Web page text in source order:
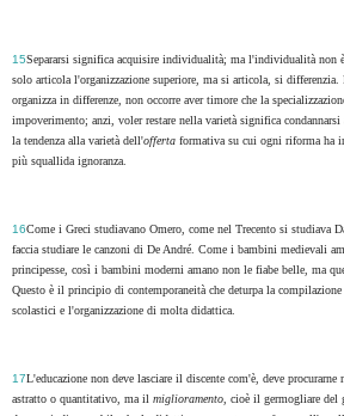
15Separarsi significa acquisire individualità; ma l'individualità non
solo articola l'organizzazione superiore, ma si articola, si differenzia.
organizza in differenze, non occorre aver timore che la
impoverimento; anzi, voler restare nella varietà significa
la tendenza alla varietà dell'offerta formativa su cui ogni riforma ha
più squallida ignoranza.
16Come i Greci studiavano Omero, come nel Trecento si studiava
faccia studiare le canzoni di De André. Come i bambini medievali
principesse, così i bambini moderni amano non le fiabe belle, ma
Questo è il principio di contemporaneità che deturpa la
scolastici e l'organizzazione di molta didattica.
17L'educazione non deve lasciare il discente com'è, deve
astratto o quantitativo, ma il miglioramento, cioè il germogliare del